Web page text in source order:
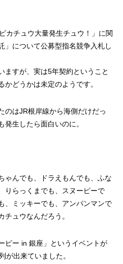
カチュウ大量発生チュウ！」に関
」について公募型指名競争入札し
ますが、実は5年契約ということ
どうかは未定のようです。
のはJR根岸線から海側だけだっ
発生したら面白いのに。
ゃんでも、ドラえもんでも、ふな
りらっくまでも、スヌーピーで
、ミッキーでも、アンパンマンで
チュウなんだろう。
ピー in 銀座」というイベントが
が出来ていました。